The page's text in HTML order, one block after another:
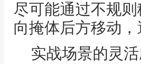
尽可能通过不规
向掩体后方移动
实战场景的灵